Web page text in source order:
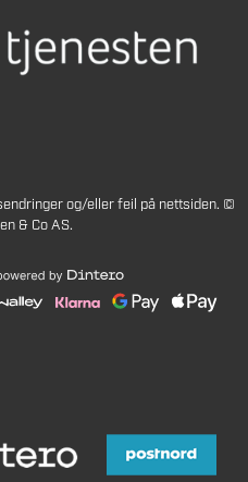
og/eller feil på nettsiden. ©
& Co AS.